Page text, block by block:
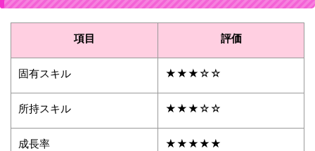
項目 評価
固有スキル ★★★☆☆
所持スキル ★★★☆☆
成長率 ★★★★★